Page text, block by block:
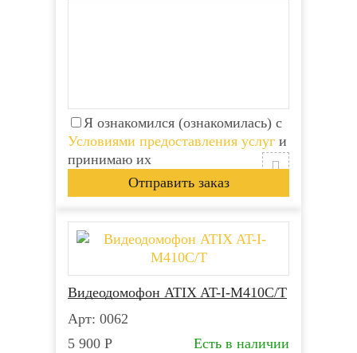
Я ознакомился (ознакомилась) с
Условиями предоставления услуг и
принимаю их
Видеодомофон ATIX AT-I-М410C/T
Арт: 0062
5 900 Р Есть в наличии